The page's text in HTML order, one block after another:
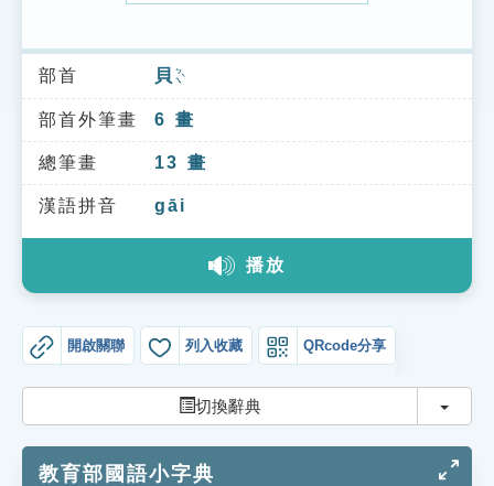
索引選單
知識索引
單字索引
生命大百科索引
教學應用
貓頭鷹博士
部首 貝 ㄅㄟˋ
部首外筆畫 6 畫
總筆畫 13 畫
漢語拼音 gāi
播放
開啟關聯 列入收藏 QRcode分享
切換辭典 切換
教育部國語小字典